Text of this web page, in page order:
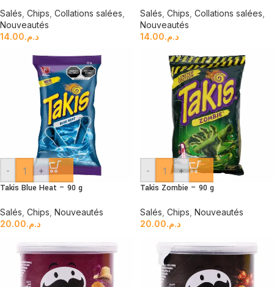
Salés Chips Collations salées
Nouveautés
د.م.14.00
Salés Chips Collations salées
Nouveautés
د.م.14.00
- +
Takis Blue Heat – 90 g
Salés Chips Nouveautés
د.م.20.00
- +
Takis Zombie – 90 g
Salés Chips Nouveautés
د.م.20.00